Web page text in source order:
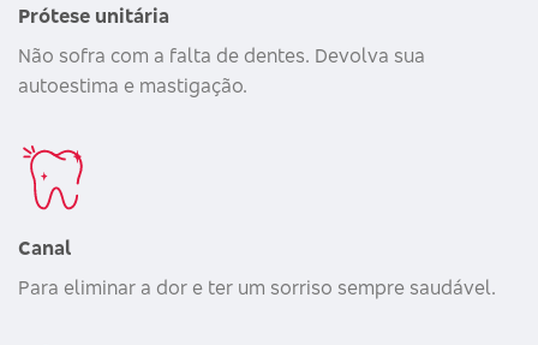
Prótese unitária
Não sofra com a falta de dentes. Devolva sua
autoestima e mastigação.
Canal
Para eliminar a dor e ter um sorriso sempre saudável.